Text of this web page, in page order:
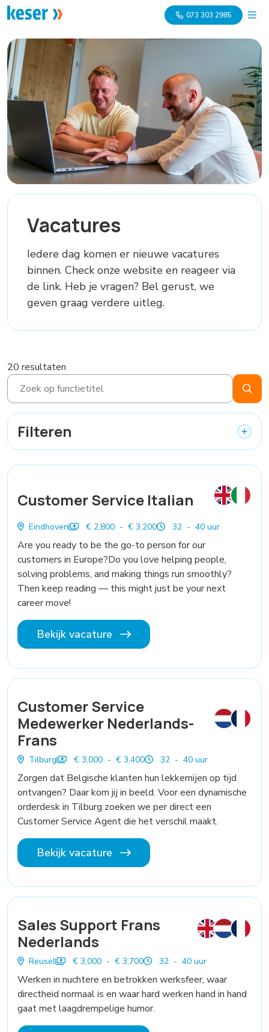
073 303 2985
Vacatures
Iedere dag komen er nieuwe vacatures
binnen. Check onze website en reageer via
de link. Heb je vragen? Bel gerust, we
geven graag verdere uitleg.
20 resultaten
Filteren
Customer Service Italian
Eindhoven € 2,800 - € 3,200 32 - 40 uur
Are you ready to be the go-to person for our
customers in Europe?Do you love helping people,
solving problems, and making things run smoothly?
Then keep reading — this might just be your next
career move!
Bekijk vacature
Customer Service
Medewerker Nederlands-
Frans
Tilburg € 3,000 - € 3,400 32 - 40 uur
Zorgen dat Belgische klanten hun lekkernijen op tijd
ontvangen? Daar kom jij in beeld. Voor een dynamische
orderdesk in Tilburg zoeken we per direct een
Customer Service Agent die het verschil maakt.
Bekijk vacature
Sales Support Frans
Nederlands
Reusel € 3,000 - € 3,700 32 - 40 uur
Werken in nuchtere en betrokken werksfeer, waar
directheid normaal is en waar hard werken hand in hand
gaat met laagdrempelige humor.